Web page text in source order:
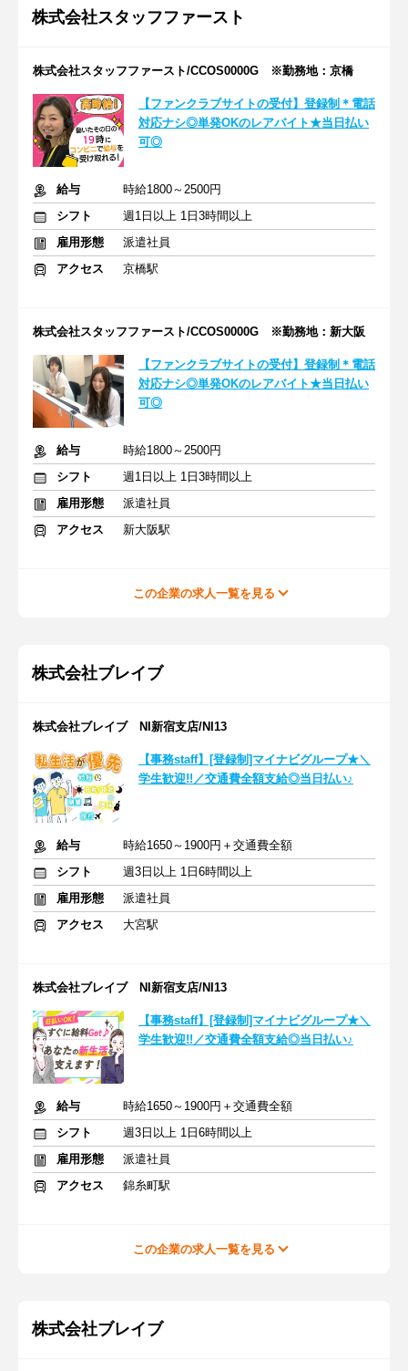
株式会社スタッフファースト
株式会社スタッフファースト/CCOS0000G ※勤務地：京橋
【ファンクラブサイトの受付】登録制＊電話
対応ナシ◎単発OKのレアバイト★当日払い
可◎
給与
時給1800～2500円
シフト
週1日以上 1日3時間以上
雇用形態
派遣社員
アクセス
京橋駅
株式会社スタッフファースト/CCOS0000G ※勤務地：新大阪
【ファンクラブサイトの受付】登録制＊電話
対応ナシ◎単発OKのレアバイト★当日払い
可◎
給与
時給1800～2500円
シフト
週1日以上 1日3時間以上
雇用形態
派遣社員
アクセス
新大阪駅
この企業の求人一覧を見る
株式会社ブレイブ
株式会社ブレイブ NI新宿支店/NI13
【事務staff】[登録制]マイナビグループ★＼
学生歓迎!!／交通費全額支給◎当日払い♪
給与
時給1650～1900円＋交通費全額
シフト
週3日以上 1日6時間以上
雇用形態
派遣社員
アクセス
大宮駅
株式会社ブレイブ NI新宿支店/NI13
【事務staff】[登録制]マイナビグループ★＼
学生歓迎!!／交通費全額支給◎当日払い♪
給与
時給1650～1900円＋交通費全額
シフト
週3日以上 1日6時間以上
雇用形態
派遣社員
アクセス
錦糸町駅
この企業の求人一覧を見る
株式会社ブレイブ